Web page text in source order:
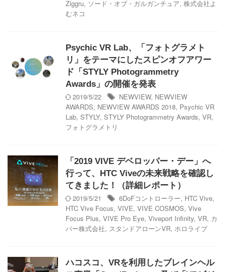
Ziggru, ソード・オブ・ガルガンチュア, 株式会社よ
むネコ
Psychic VR Lab、「フォトグラメト
リ」をテーマにしたスピンオフアワー
ド「STYLY Photogrammetry
Awards」の開催を発表
2019/5/22
NEWVIEW, NEWVIEW
AWARDS, NEWVIEW AWARDS 2018, Psychic VR
Lab, STYLY, STYLY Photogrammetry Awards, VR,
フォトグラメトリ
「2019 VIVE デベロッパー・デー」へ
行って、HTC Viveの未来戦略を確認し
てきました！（詳細レポート）
2019/5/21
6DoFコントローラー, HTC Vive,
HTC Vive Focus, VIVE, VIVE COSMOS, Vive
Focus Plus, VIVE Pro Eye, Viveport Infinity, VR, カ
バー株式会社, スタンドアローンVR, ホロライブ
ハコスコ、VRを利用したブレインヘル